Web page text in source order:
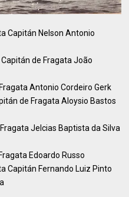
Capitán Nelson Antonio
Capitán de Fragata João
Antonio Cordeiro Gerk
de Fragata Aloysio Bastos
Jelcias Baptista da Silva
Edoardo Russo
Capitán Fernando Luiz Pinto